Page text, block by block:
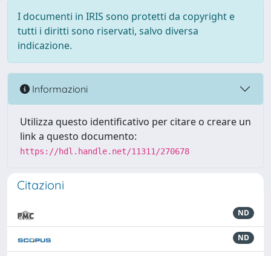
I documenti in IRIS sono protetti da copyright e
tutti i diritti sono riservati, salvo diversa
indicazione.
Informazioni
Utilizza questo identificativo per citare o creare un
link a questo documento:
https://hdl.handle.net/11311/270678
Citazioni
ND
ND